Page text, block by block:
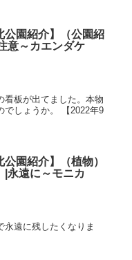
公園紹介】（公園紹
意～カエンダケ
看板が出てました。本物
でしょうか。 【2022年9
公園紹介】（植物）
|永遠に～モニカ
遠に残したくなりま